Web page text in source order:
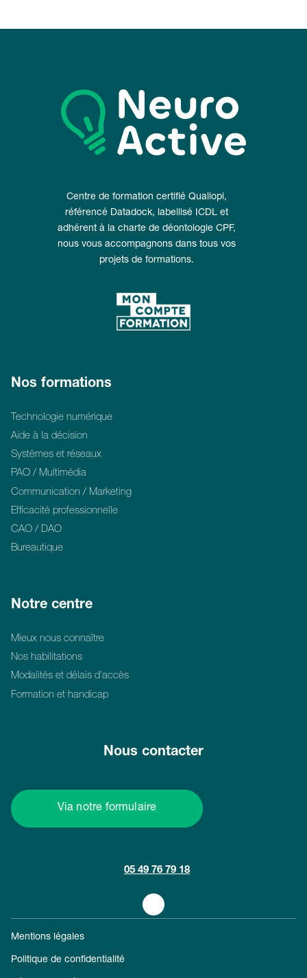
Centre de formation certifié Qualiopi,
référencé Datadock, labellisé ICDL et
adhérent à la charte de déontologie CPF,
nous vous accompagnons dans tous vos
projets de formations.
Nos formations
Technologie numérique
Aide à la décision
Systèmes et réseaux
PAO / Multimédia
Communication / Marketing
Efficacité professionnelle
CAO / DAO
Bureautique
Notre centre
Mieux nous connaître
Nos habilitations
Modalités et délais d’accès
Formation et handicap
Nous contacter
Via notre formulaire
05 49 76 79 18
Mentions légales
Politique de confidentialité